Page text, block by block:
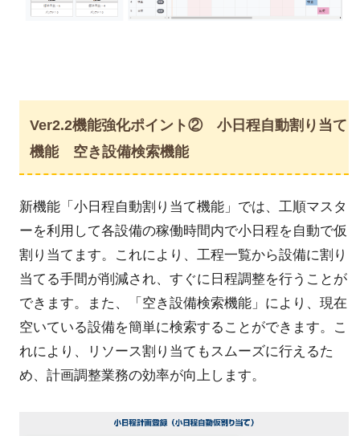
Ver2.2機能強化ポイント② 小日程自動割り当て
機能 空き設備検索機能
新機能「小日程自動割り当て機能」では、工順マスタ
ーを利用して各設備の稼働時間内で小日程を自動で仮
割り当てます。これにより、工程一覧から設備に割り
当てる手間が削減され、すぐに日程調整を行うことが
できます。また、「空き設備検索機能」により、現在
空いている設備を簡単に検索することができます。こ
れにより、リソース割り当てもスムーズに行えるた
め、計画調整業務の効率が向上します。